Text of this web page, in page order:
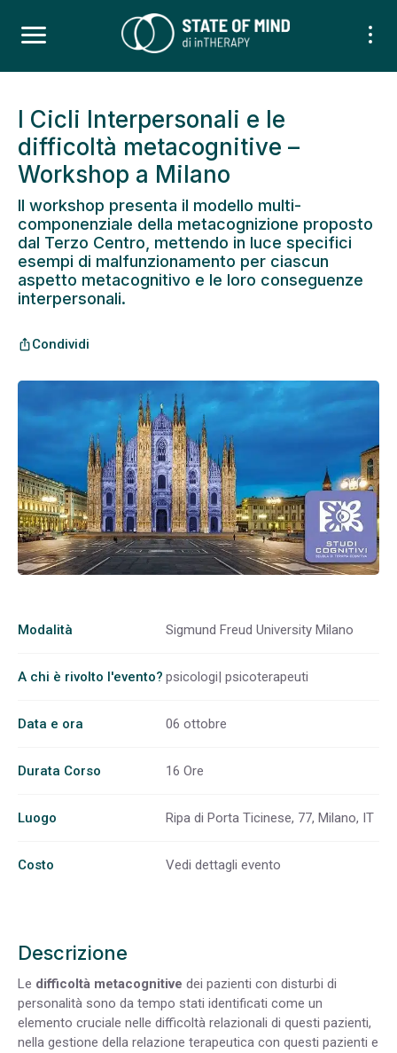
I Cicli Interpersonali e le
difficoltà metacognitive –
Workshop a Milano
Il workshop presenta il modello multi-
componenziale della metacognizione proposto
dal Terzo Centro, mettendo in luce specifici
esempi di malfunzionamento per ciascun
aspetto metacognitivo e le loro conseguenze
interpersonali.
ios_shareCondividi
Modalità Sigmund Freud University Milano
A chi è rivolto l'evento? psicologi| psicoterapeuti
Data e ora 06 ottobre
Durata Corso 16 Ore
Luogo Ripa di Porta Ticinese, 77, Milano, IT
Costo Vedi dettagli evento
Descrizione
Le difficoltà metacognitive dei pazienti con disturbi di
personalità sono da tempo stati identificati come un
elemento cruciale nelle difficoltà relazionali di questi pazienti,
nella gestione della relazione terapeutica con questi pazienti e